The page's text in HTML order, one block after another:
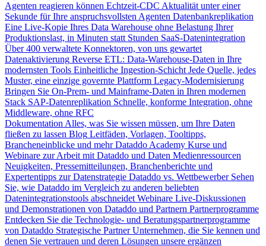
Agenten reagieren können Echtzeit-CDC Aktualität unter einer
Sekunde für Ihre anspruchsvollsten Agenten Datenbankreplikation
Eine Live-Kopie Ihres Data Warehouse ohne Belastung Ihrer
Produktionslast, in Minuten statt Stunden SaaS-Datenintegration
Über 400 verwaltete Konnektoren, von uns gewartet
Datenaktivierung Reverse ETL: Data-Warehouse-Daten in Ihre
modernsten Tools Einheitliche Ingestion-Schicht Jede Quelle, jedes
Muster, eine einzige governte Plattform Legacy-Modernisierung
Bringen Sie On-Prem- und Mainframe-Daten in Ihren modernen
Stack SAP-Datenreplikation Schnelle, konforme Integration, ohne
Middleware, ohne RFC
Dokumentation Alles, was Sie wissen müssen, um Ihre Daten
fließen zu lassen Blog Leitfäden, Vorlagen, Tooltipps,
Brancheneinblicke und mehr Dataddo Academy Kurse und
Webinare zur Arbeit mit Dataddo und Daten Medienressourcen
Neuigkeiten, Pressemitteilungen, Branchenberichte und
Expertentipps zur Datenstrategie Dataddo vs. Wettbewerber Sehen
Sie, wie Dataddo im Vergleich zu anderen beliebten
Datenintegrationstools abschneidet Webinare Live-Diskussionen
und Demonstrationen von Dataddo und Partnern Partnerprogramme
Entdecken Sie die Technologie- und Beratungspartnerprogramme
von Dataddo Strategische Partner Unternehmen, die Sie kennen und
denen Sie vertrauen und deren Lösungen unsere ergänzen